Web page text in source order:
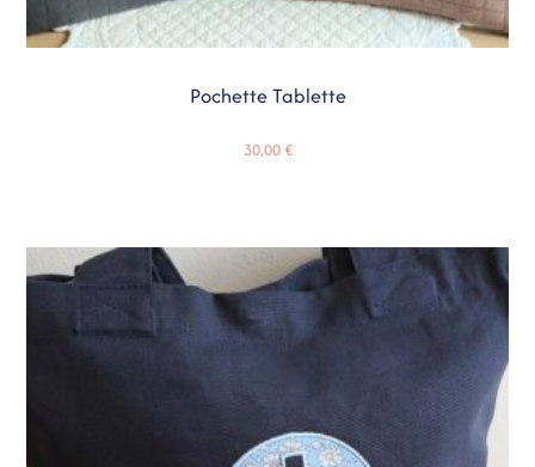
Pochette Tablette
30,00 €